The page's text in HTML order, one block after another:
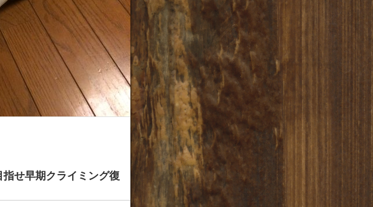
せ早期クライミング復